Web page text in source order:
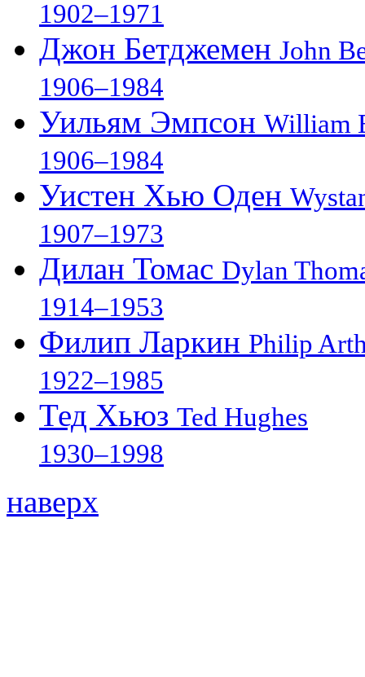
1902–1971
Джон Бетджемен John
1906–1984
Уильям Эмпсон William
1906–1984
Уистен Хью Оден
1907–1973
Дилан Томас Dylan
1914–1953
Филип Ларкин Philip
1922–1985
Тед Хьюз Ted Hughes
1930–1998
наверх